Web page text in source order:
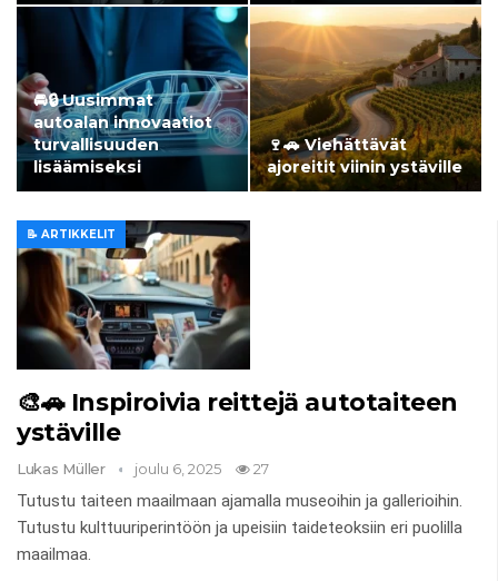
🚘🔒 Uusimmat
autoalan innovaatiot
turvallisuuden
lisäämiseksi
🍷🚗 Viehättävät
ajoreitit viinin ystäville
📝 ARTIKKELIT
🎨🚗 Inspiroivia reittejä autotaiteen
ystäville
Lukas Müller joulu 6, 2025 27
Tutustu taiteen maailmaan ajamalla museoihin ja gallerioihin.
Tutustu kulttuuriperintöön ja upeisiin taideteoksiin eri puolilla
maailmaa.